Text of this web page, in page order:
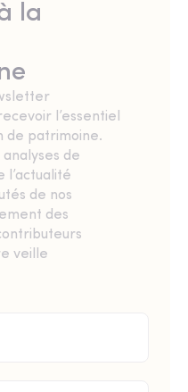
la
l’essentiel
de patrimoine.
de
l’actualité
de nos
des
veille